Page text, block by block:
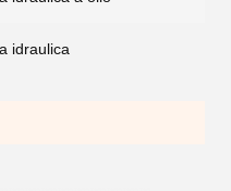
idraulica